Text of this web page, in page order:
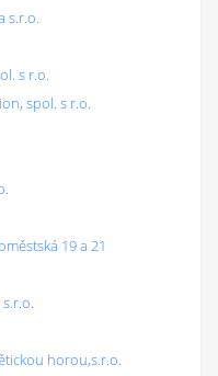
s.r.o.
s r.o.
spol. s r.o.
19 a 21
s.r.o.
horou,s.r.o.